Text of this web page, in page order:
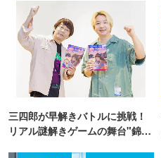
三四郎が早解きバトルに挑戦！
リアル謎解きゲームの舞台"錦糸